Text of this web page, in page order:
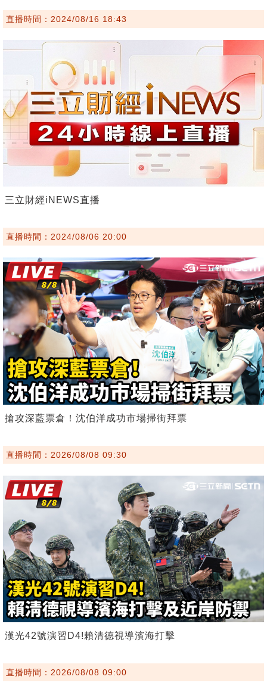
直播時間：2024/08/16 18:43
三立財經iNEWS直播
直播時間：2024/08/06 20:00
搶攻深藍票倉！沈伯洋成功市場掃街拜票
直播時間：2026/08/08 09:30
漢光42號演習D4!賴清德視導濱海打擊
直播時間：2026/08/08 09:00